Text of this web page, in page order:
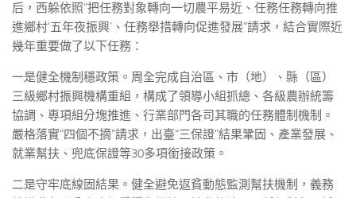
后，西躲依照“把任務對象轉向一切農平易近、任務任務轉向推
進鄉村‘五年夜振興’、任務舉措轉向促進發展”請求，結合實際近
幾年重要做了以下任務：
一是健全機制穩政策。周全完成自治區、市（地）、縣（區）
三級鄉村振興機構重組，構成了領導小組抓總、各級農辦統籌
協調、專項組分塊推進、行業部門各司其職的任務體制機制。
嚴格落實“四個不摘”請求，出臺“三保證”結果鞏固、產業發展、
就業幫扶、兜底保證等30多項銜接政策。
二是守牢底線固結果。健全避免返貧動態監測幫扶機制，義務